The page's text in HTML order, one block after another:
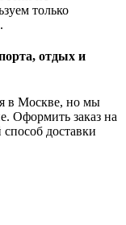
только
отдых и
Москве, но мы
Оформить заказ на
доставки